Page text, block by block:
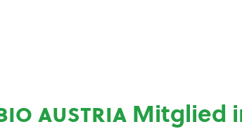
austria Mitglied